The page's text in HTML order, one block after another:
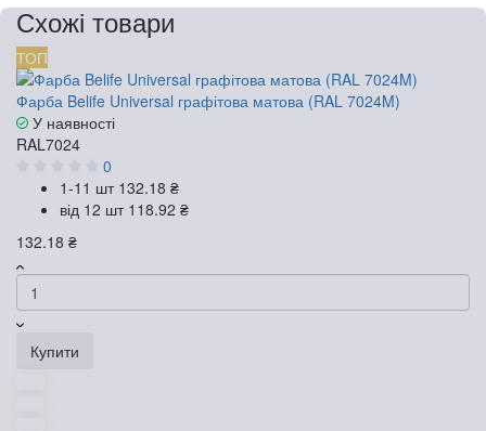
Схожі товари
ТОП
Фарба Belife Universal графітова матова (RAL 7024M)
У наявності
RAL7024
0
1-11 шт 132.18 ₴
від 12 шт 118.92 ₴
132.18 ₴
Купити